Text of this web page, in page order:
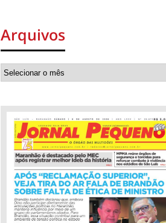
Arquivos